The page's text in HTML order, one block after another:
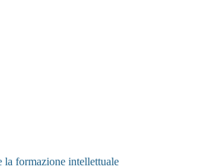
la formazione intellettuale